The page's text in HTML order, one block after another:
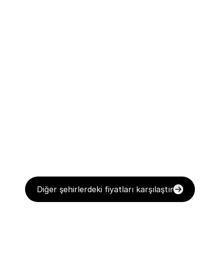
Diğer şehirlerdeki fiyatları karşılaştır